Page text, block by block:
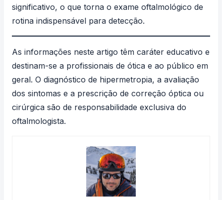
significativo, o que torna o exame oftalmológico de
rotina indispensável para detecção.
As informações neste artigo têm caráter educativo e
destinam-se a profissionais de ótica e ao público em
geral. O diagnóstico de hipermetropia, a avaliação
dos sintomas e a prescrição de correção óptica ou
cirúrgica são de responsabilidade exclusiva do
oftalmologista.